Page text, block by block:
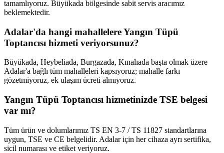
tamamlıyoruz. Büyükada bölgesinde sabit servis aracımız
beklemektedir.
Adalar'da hangi mahallelere Yangın Tüpü
Toptancısı hizmeti veriyorsunuz?
Büyükada, Heybeliada, Burgazada, Kınalıada başta olmak üzere
Adalar'a bağlı tüm mahalleleri kapsıyoruz; mahalle farkı
gözetmiyoruz, ek ulaşım ücreti almıyoruz.
Yangın Tüpü Toptancısı hizmetinizde TSE belgesi
var mı?
Tüm ürün ve dolumlarımız TS EN 3-7 / TS 11827 standartlarına
uygun, TSE ve CE belgelidir. Adalar için her cihaza ayrı sertifika,
sicil numarası ve etiket veriyoruz.